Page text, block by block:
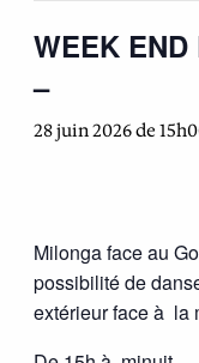
WEEK
–
28 juin 2026 de
Milonga face au
possibilité de
extérieur face à la